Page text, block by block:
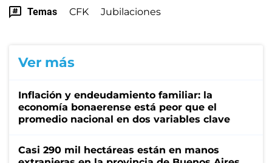
Temas CFK Jubilaciones
Ver más
Inflación y endeudamiento familiar: la
economía bonaerense está peor que el
promedio nacional en dos variables clave
Casi 290 mil hectáreas están en manos